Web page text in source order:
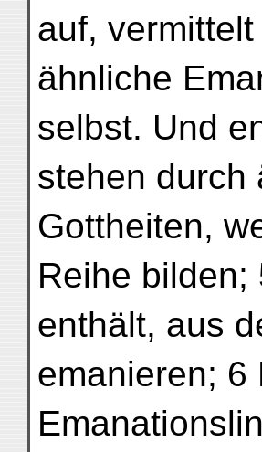
auf,
ähnliche
selbst. Und
stehen durch
Gottheiten,
Reihe
enthält, aus
emanieren; 6